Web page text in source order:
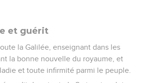
et guérit
la Galilée, enseignant dans les
la bonne nouvelle du royaume, et
et toute infirmité parmi le peuple.